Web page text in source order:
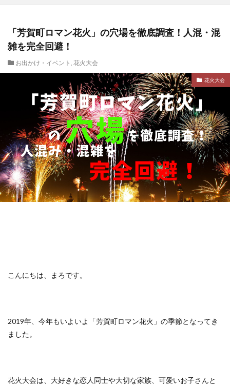
「芳賀町ロマン花火」の穴場を徹底調査！人混・混
雑を完全回避！
お出かけ・イベント , 花火大会
花火大会
こんにちは、まろです。
2019年、今年もいよいよ「芳賀町ロマン花火」の季節となってき
ました。
花火大会は、大好きな恋人同士や大切な家族、可愛いお子さんと